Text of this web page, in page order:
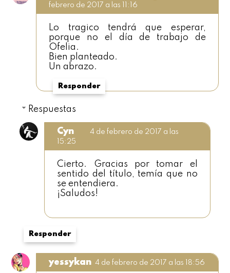
febrero de 2017 a las 11:16
Lo tragico tendrá que esperar,
porque no el día de trabajo de
Ofelia.
Bien planteado.
Un abrazo.
Responder
Respuestas
Cyn
4 de febrero de 2017 a las
15:25
Cierto. Gracias por tomar el
sentido del título, temía que no
se entendiera.
¡Saludos!
Responder
yessykan 4 de febrero de 2017 a las 18:56